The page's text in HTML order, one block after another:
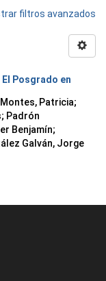
filtros avanzados
Posgrado en
Montes, Patricia;
; Padrón
Benjamín;
Galván, Jorge